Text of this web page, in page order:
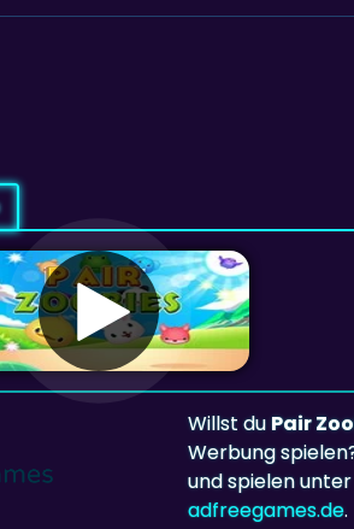
Willst duPair
Werbung
und spielen unter
adfreegames.de.